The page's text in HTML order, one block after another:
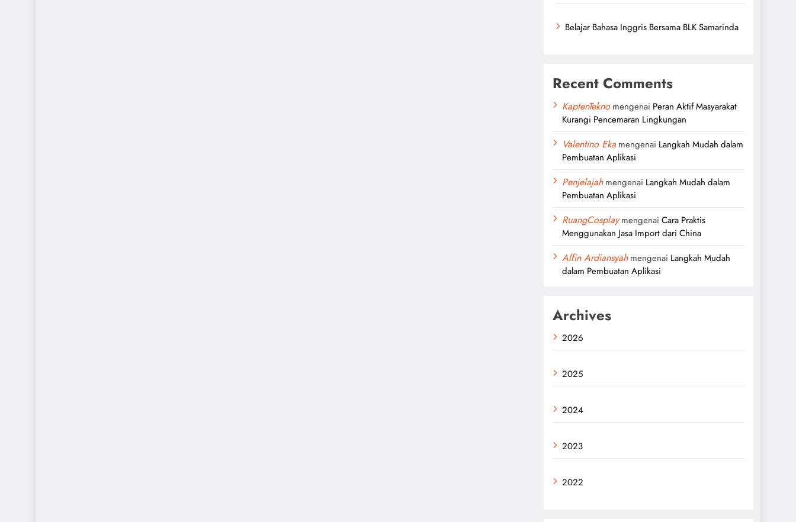
Belajar Bahasa Inggris Bersama BLK Samarinda
Recent Comments
KaptenTeknomengenai Peran Aktif Masyarakat
Kurangi Pencemaran Lingkungan
Valentino Eka mengenai Langkah Mudah dalam
Pembuatan Aplikasi
Penjelajahmengenai Langkah Mudah dalam
Pembuatan Aplikasi
RuangCosplaymengenai Cara Praktis
Menggunakan Jasa Import dari China
Alfin Ardiansyahmengenai Langkah Mudah
dalam Pembuatan Aplikasi
Archives
2026
2025
2024
2023
2022